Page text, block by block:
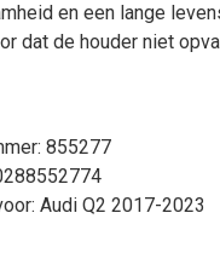
en een lange
dat de houder niet
855277
Audi Q2 2017-2023